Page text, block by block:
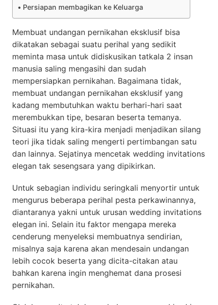
Persiapan membagikan ke Keluarga
Membuat undangan pernikahan eksklusif bisa
dikatakan sebagai suatu perihal yang sedikit
meminta masa untuk didiskusikan tatkala 2 insan
manusia saling mengasihi dan sudah
mempersiapkan pernikahan. Bagaimana tidak,
membuat undangan pernikahan eksklusif yang
kadang membutuhkan waktu berhari-hari saat
merembukkan tipe, besaran beserta temanya.
Situasi itu yang kira-kira menjadi menjadikan silang
teori jika tidak saling mengerti pertimbangan satu
dan lainnya. Sejatinya mencetak wedding invitations
elegan tak sesengsara yang dipikirkan.
Untuk sebagian individu seringkali menyortir untuk
mengurus beberapa perihal pesta perkawinannya,
diantaranya yakni untuk urusan wedding invitations
elegan ini. Selain itu faktor mengapa mereka
cenderung menyeleksi membuatnya sendirian,
misalnya saja karena akan mendesain undangan
lebih cocok beserta yang dicita-citakan atau
bahkan karena ingin menghemat dana prosesi
pernikahan.